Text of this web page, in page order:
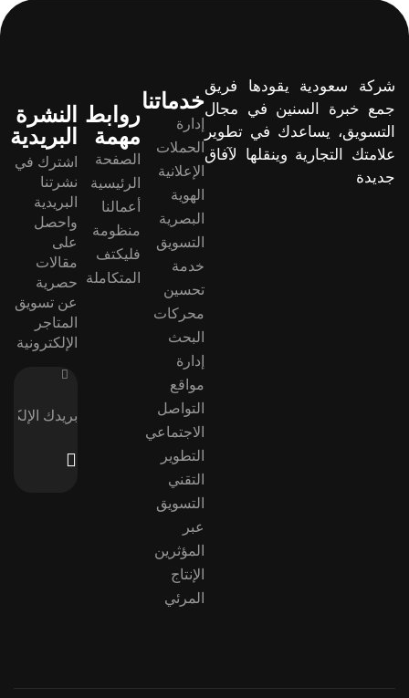
شركة سعودية يقودها فريق
جمع خبرة السنين في مجال
التسويق، يساعدك في تطوير
علامتك التجارية وينقلها لآفاق
جديدة
خدماتنا
إدارة
الحملات
الإعلانية
الهوية
البصرية
التسويق
خدمة
تحسين
محركات
البحث
إدارة
مواقع
التواصل
الاجتماعي
التطوير
التقني
التسويق
عبر
المؤثرين
الإنتاج
المرئي
روابط
مهمة
الصفحة
الرئيسية
أعمالنا
منظومة
فليكتف
المتكاملة
النشرة
البريدية
اشترك في
نشرتنا
البريدية
واحصل
على
مقالات
حصرية
عن تسويق
المتاجر
الإلكترونية